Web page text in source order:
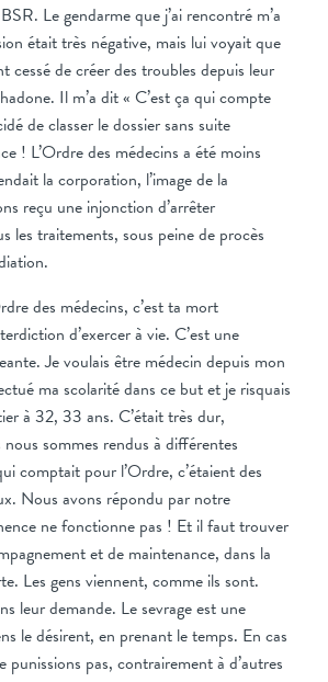
Le gendarme que j’ai rencontré m’a
était très négative, mais lui voyait que
cessé de créer des troubles depuis leur
Il m’a dit « C’est ça qui compte
de classer le dossier sans suite
! L’Ordre des médecins a été moins
la corporation, l’image de la
reçu une injonction d’arrêter
les traitements, sous peine de procès
des médecins, c’est ta mort
d’exercer à vie. C’est une
Je voulais être médecin depuis mon
ma scolarité dans ce but et je risquais
à 32, 33 ans. C’était très dur,
sommes rendus à différentes
comptait pour l’Ordre, c’étaient des
Nous avons répondu par notre
ne fonctionne pas ! Et il faut trouver
et de maintenance, dans la
Les gens viennent, comme ils sont.
leur demande. Le sevrage est une
le désirent, en prenant le temps. En cas
punissions pas, contrairement à d’autres